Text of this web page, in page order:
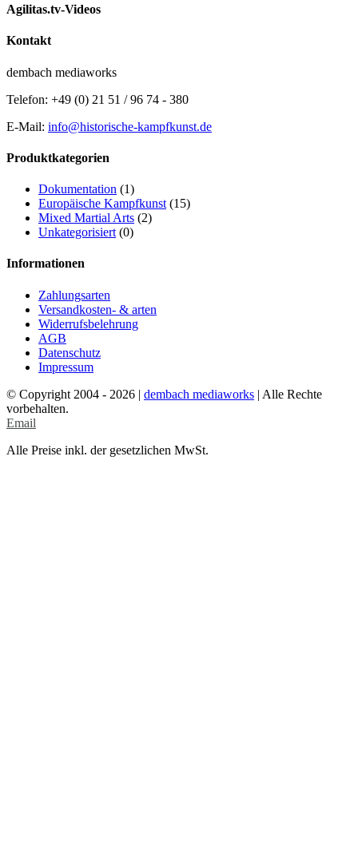
Agilitas.tv-Videos
Kontakt
dembach mediaworks
Telefon: +49 (0) 21 51 / 96 74 - 380
E-Mail: info@historische-kampfkunst.de
Produktkategorien
Dokumentation (1)
Europäische Kampfkunst (15)
Mixed Martial Arts (2)
Unkategorisiert (0)
Informationen
Zahlungsarten
Versandkosten- & arten
Widerrufsbelehrung
AGB
Datenschutz
Impressum
© Copyright 2004 - 2026 | dembach mediaworks | Alle Rechte
vorbehalten.
Email
Alle Preise inkl. der gesetzlichen MwSt.